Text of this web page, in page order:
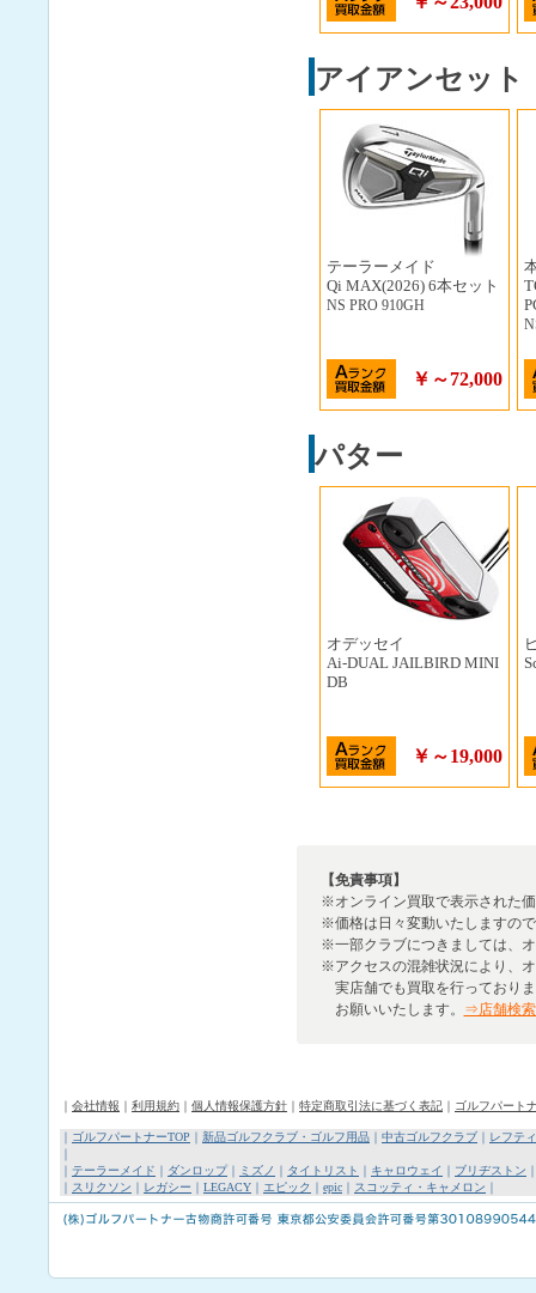
アイアンセット
テーラーメイド
Qi MAX(2026) 6本セット
NS PRO 910GH
￥～72,000
パター
オデッセイ
Ai-DUAL JAILBIRD MINI
DB
￥～19,000
【免責事項】
※オンライン買取で表示された
※価格は日々変動いたしますの
※一部クラブにつきましては、
※アクセスの混雑状況により、
実店舗でも買取を行っており
お願いいたします。
⇒店舗検
｜ 会社情報 ｜ 利用規約 ｜ 個人情報保護方針 ｜ 特定商取引法に基づく表記 ｜ ゴルフパート
｜ ゴルフパートナーTOP ｜ 新品ゴルフクラブ・ゴルフ用品 ｜ 中古ゴルフクラブ ｜ レフテ
｜
｜ テーラーメイド ｜ ダンロップ｜ ミズノ ｜ タイトリスト ｜ キャロウェイ ｜ ブリヂストン
｜ スリクソン ｜ レガシー ｜ LEGACY ｜ エピック ｜ epic ｜ スコッティ・キャメロン ｜